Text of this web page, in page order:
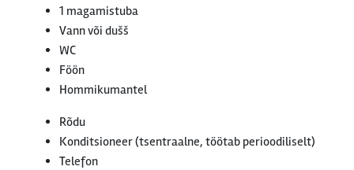
1 magamistuba
Vann või dušš
WC
Föön
Hommikumantel
Rõdu
Konditsioneer (tsentraalne, töötab perioodiliselt)
Telefon